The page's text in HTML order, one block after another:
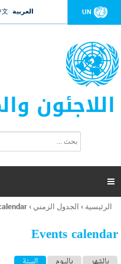
UN العربية 文
اللاجئون
ت
ر
ل
ح
ب

أنت
هنا
الرئيسية › الجدول الزمني ›
Events calendar